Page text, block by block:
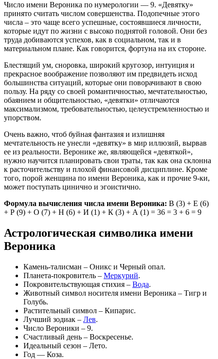
Число имени Вероника по нумерологии — 9. «Девятку»
принято считать числом совершенства. Подопечные этого
числа – это чаще всего успешные, состоявшиеся личности,
которые идут по жизни с высоко поднятой головой. Они без
труда добиваются успехов, как в социальном, так и в
материальном плане. Как говорится, фортуна на их стороне.
Блестящий ум, сноровка, широкий кругозор, интуиция и
прекрасное воображение позволяют им предвидеть исход
большинства ситуаций, которые они поворачивают в свою
пользу. На ряду со своей романтичностью, мечтательностью,
обаянием и общительностью, «девятки» отличаются
максимализмом, требовательностью, целеустремленностью и
упорством.
Очень важно, чтоб буйная фантазия и излишняя
мечтательность не унесли «девятку» в мир иллюзий, вырвав
ее из реальности. Веронике же, являющейся «девяткой»,
нужно научится планировать свои траты, так как она склонна
к расточительству и плохой финансовой дисциплине. Кроме
того, порой женщина по имени Вероника, как и прочие 9-ки,
может поступать цинично и эгоистично.
Формула вычисления числа имени Вероника: В (3) + Е (6)
+ Р (9) + О (7) + Н (6) + И (1) + К (3) + А (1) = 36 = 3 + 6 = 9
Астрологическая символика имени
Вероника
Камень-талисман – Оникс и Черный опал.
Планета-покровитель – Меркурий.
Покровительствующая стихия – Вода.
Животный символ носителя имени Вероника – Тигр и
Голубь.
Растительный символ – Кипарис.
Лучший зодиак – Лев.
Число Вероники – 9.
Счастливый день – Воскресенье.
Идеальный сезон – Лето.
Год — Коза.